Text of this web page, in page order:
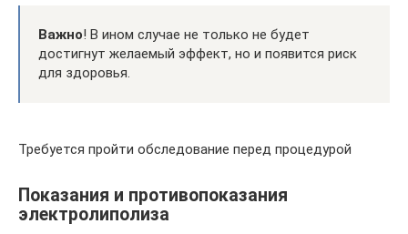
Важно! В ином случае не только не будет
достигнут желаемый эффект, но и появится риск
для здоровья.
Требуется пройти обследование перед процедурой
Показания и противопоказания
электролиполиза